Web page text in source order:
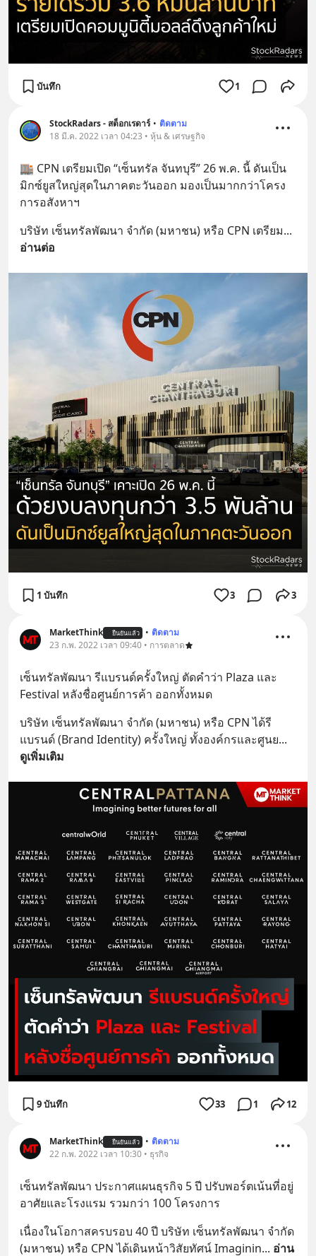
บันทึก 1
StockRadars - สต็อกเรดาร์ • ติดตาม
18 มี.ค. 2022 เวลา 04:23 • หุ้น & เศรษฐกิจ
🏬 CPN เตรียมเปิด “เซ็นทรัล จันทบุรี” 26 พ.ค. นี้ ดันเป็น
มิกซ์ยูสใหญ่สุดในภาคตะวันออก มองเป็นมากกว่าโครง
การอสังหาฯ
บริษัท เซ็นทรัลพัฒนา จำกัด (มหาชน) หรือ CPN เตรียม
อ่านต่อ
1 บันทึก 3 3
MarketThink ยืนยันแล้ว • ติดตาม
23 ก.พ. 2022 เวลา 09:40 • การตลาด
เซ็นทรัลพัฒนา รีแบรนด์ครั้งใหญ่ ตัดคำว่า Plaza และ
Festival หลังชื่อศูนย์การค้า ออกทั้งหมด
บริษัท เซ็นทรัลพัฒนา จำกัด (มหาชน) หรือ CPN ได้รี
แบรนด์ (Brand Identity) ครั้งใหญ่ ทั้งองค์กรและศูนย...
ดูเพิ่มเติม
9 บันทึก 33 1 12
MarketThink ยืนยันแล้ว • ติดตาม
22 ก.พ. 2022 เวลา 10:30 • ธุรกิจ
เซ็นทรัลพัฒนา ประกาศแผนธุรกิจ 5 ปี ปรับพอร์ตเน้นที่อยู่
อาศัยและโรงแรม รวมกว่า 100 โครงการ
เนื่องในโอกาสครบรอบ 40 ปี บริษัท เซ็นทรัลพัฒนา จำกัด
(มหาชน) หรือ CPN ได้เดินหน้าวิสัยทัศน์ Imaginin... อ่าน